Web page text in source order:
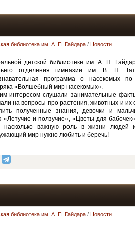
библиотека им. А. П. Гайдара /Новости
детской библиотеке им. А. П.
отделения гимназии им. В. Н.
программа о насекомых
«Волшебный мир насекомых».
интересом слушали занимательные
на вопросы про растения, животных и
полученные знания, девочки и
«Летучие и ползучие», «Цветы для
насколько важную роль в жизни людей
мир нужно любить и беречь!
библиотека им. А. П. Гайдара /Новости